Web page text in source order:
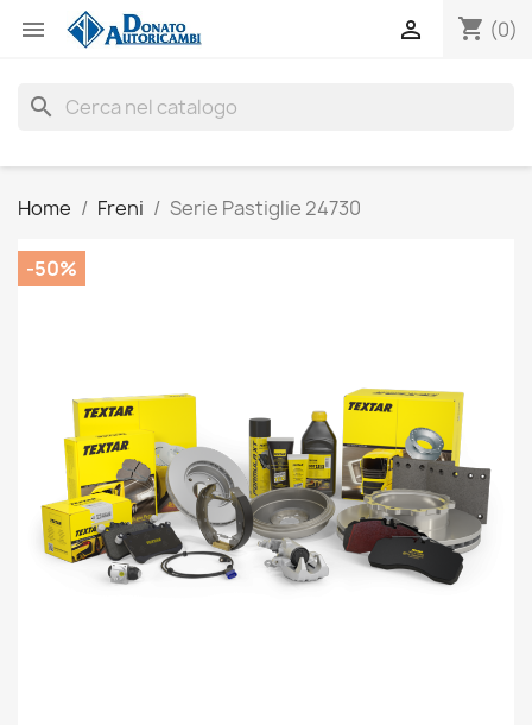
 shopping_cart (0)

search
Home Freni Serie Pastiglie 24730
-50%